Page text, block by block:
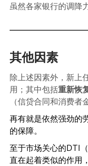
虽然各家银行的调降
其他因素
除上述因素外，新上
用；其中包括重新恢
（信贷合同和消费
再有就是依然强劲的
的保障。
至于市场关心的DTI
直在起着类似的作用